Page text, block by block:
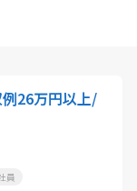
26万円以上/
員